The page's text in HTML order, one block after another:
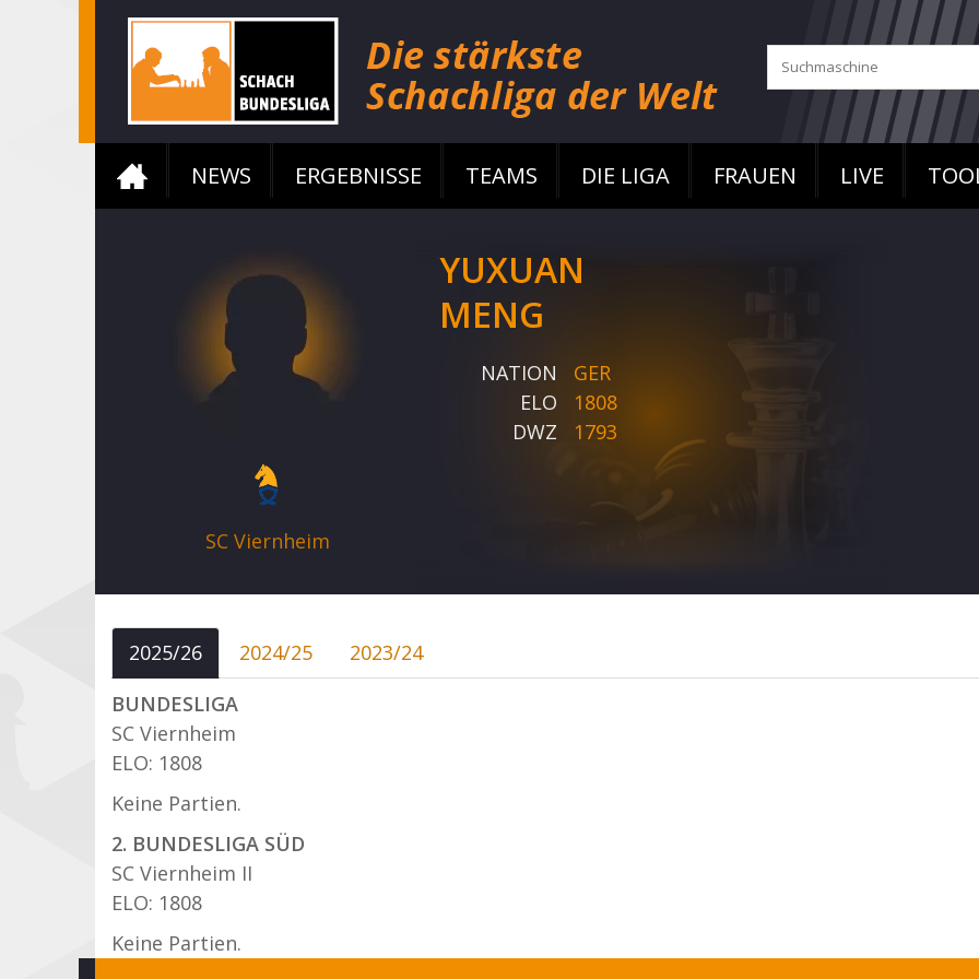
NEWS ERGEBNISSE TEAMS DIE LIGA FRAUEN LIVE
SC Viernheim
YUXUAN
MENG
NATION
GER
ELO
1808
DWZ
1793
2025/26 2024/25
2023/24
BUNDESLIGA
SC Viernheim
ELO: 1808
Keine Partien.
2. BUNDESLIGA SÜD
SC Viernheim II
ELO: 1808
Keine Partien.